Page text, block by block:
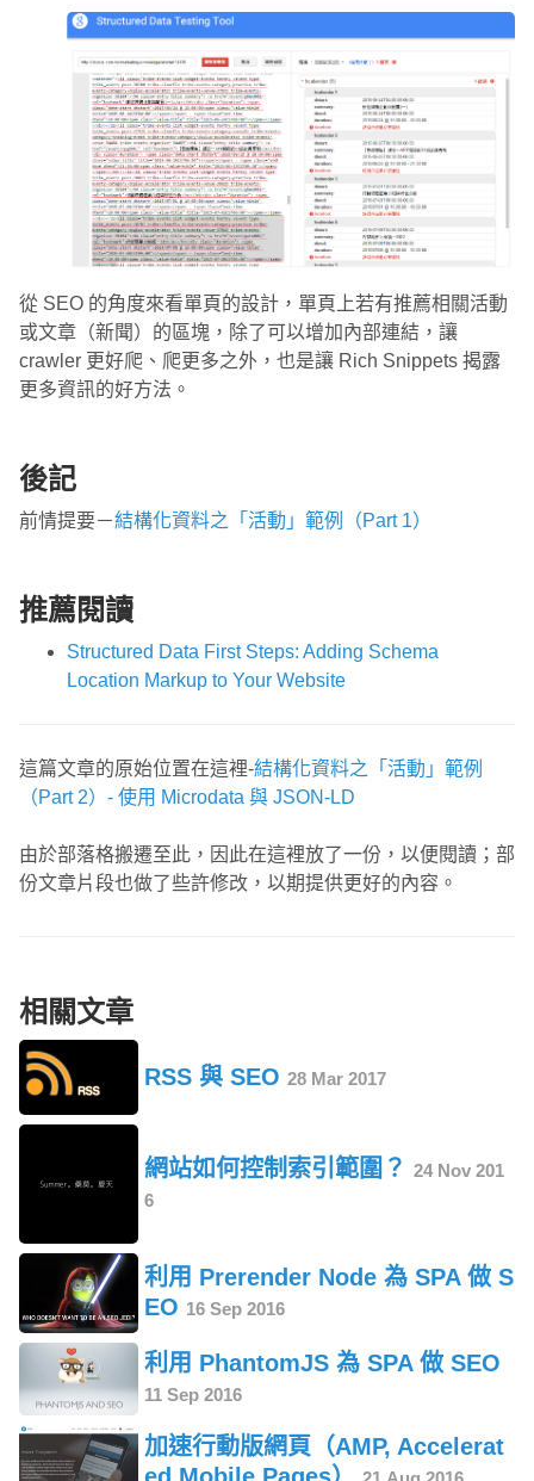
從 SEO 的角度來看單頁的設計，單頁上若有推薦相關活動
或文章（新聞）的區塊，除了可以增加內部連結，讓
crawler 更好爬、爬更多之外，也是讓 Rich Snippets 揭露
更多資訊的好方法。
後記
前情提要－結構化資料之「活動」範例（Part 1）
推薦閱讀
Structured Data First Steps: Adding Schema
Location Markup to Your Website
這篇文章的原始位置在這裡-結構化資料之「活動」範例
（Part 2）- 使用 Microdata 與 JSON-LD
由於部落格搬遷至此，因此在這裡放了一份，以便閱讀；部
份文章片段也做了些許修改，以期提供更好的內容。
相關文章
RSS 與 SEO 28 Mar 2017
網站如何控制索引範圍？ 24 Nov 201
6
利用 Prerender Node 為 SPA 做 S
EO 16 Sep 2016
利用 PhantomJS 為 SPA 做 SEO
11 Sep 2016
加速行動版網頁（AMP, Accelerat